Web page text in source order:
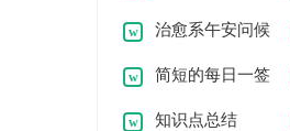
治愈系午安问候
语 简短的每日一签
早安问候语
知识点总结